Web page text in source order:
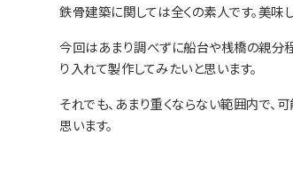
鉄骨建築に関しては全くの素人です。美味
今回はあまり調べずに船台や桟橋の親分
り入れて製作してみたいと思います。
それでも、あまり重くならない範囲内で
思います。